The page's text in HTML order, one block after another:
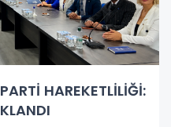
HAREKETLİLİĞİ: